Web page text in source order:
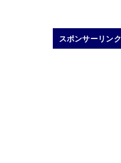
スポンサーリンク